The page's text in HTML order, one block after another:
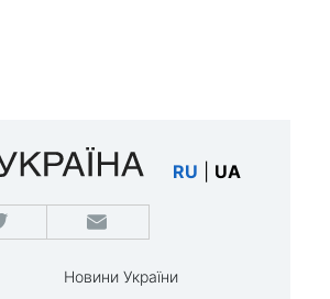
RU UA
Новини України